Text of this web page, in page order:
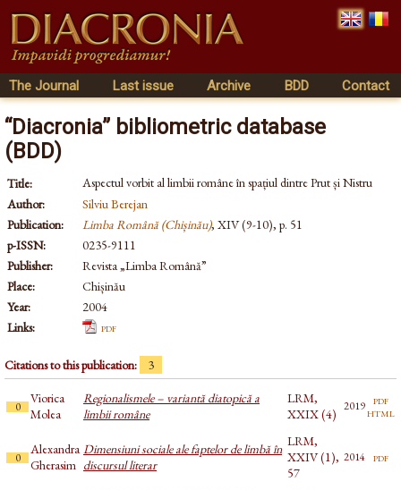
The Journal Last issue Archive BDD Contact
“Diacronia” bibliometric database
(BDD)
Title:
Aspectul vorbit al limbii române în spațiul dintre Prut și Nistru
Author:
Silviu Berejan
Publication:
Limba Română (Chișinău), XIV (9-10), p. 51
p-ISSN:
0235-9111
Publisher:
Revista „Limba Română”
Place:
Chișinău
Year:
2004
Links:
pdf
Citations to this publication: 3
0
Viorica
Molea
Regionalismele – variantă diatopică a
limbii române
LRM,
XXIX (4) 2019 pdf
html
0
Alexandra
Gherasim
Dimensiuni sociale ale faptelor de limbă în
discursul literar
LRM,
XXIV (1),
57
2014 pdf